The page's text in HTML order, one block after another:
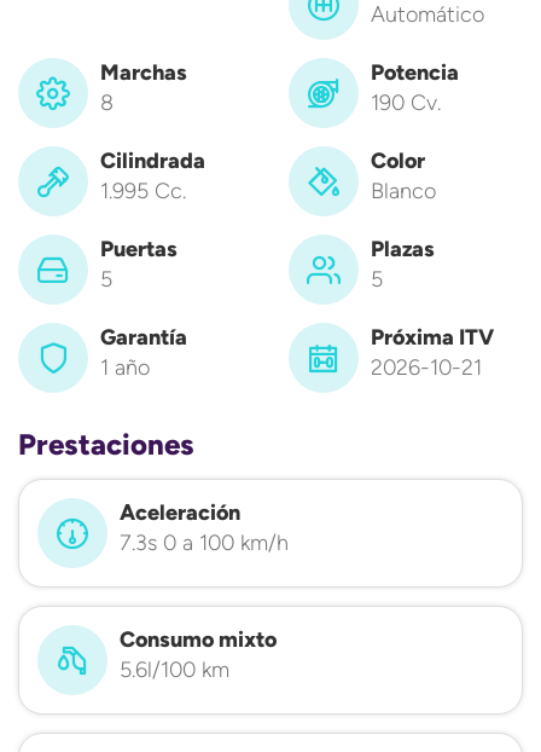
Automático
Marchas
8
Potencia
190 Cv.
Cilindrada
1.995 Cc.
Color
Blanco
Puertas
5
Plazas
5
Garantía
1 año
Próxima ITV
2026-10-21
Prestaciones
Aceleración
7.3s 0 a 100 km/h
Consumo mixto
5.6l/100 km